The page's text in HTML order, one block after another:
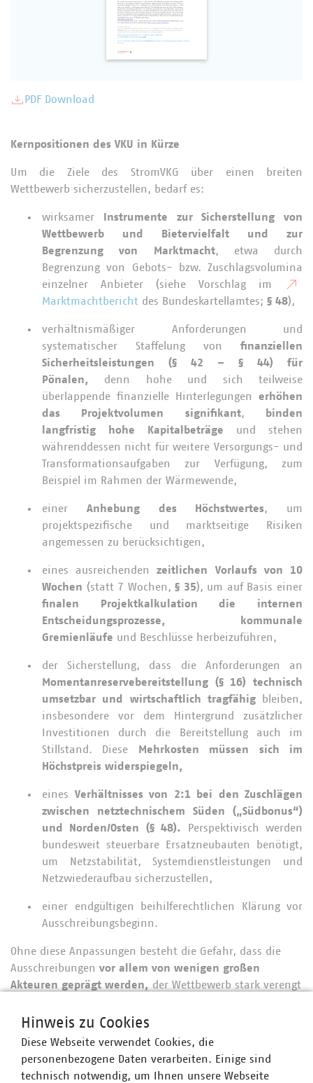
PDF Download
Kernpositionen des VKU in Kürze
Um die Ziele des StromVKG über einen breiten
Wettbewerb sicherzustellen, bedarf es:
wirksamer
Instrumente zur Sicherstellung von
Wettbewerb und Bietervielfalt und zur
Begrenzung von Marktmacht, etwa durch
Begrenzung von Gebots- bzw. Zuschlagsvolumina
einzelner Anbieter (siehe Vorschlag im
Marktmachtbericht des Bundeskartellamtes; § 48),
verhältnismäßiger Anforderungen und
systematischer Staffelung von finanziellen
Sicherheitsleistungen (§ 42 – § 44) für
Pönalen, denn hohe und sich teilweise
überlappende finanzielle Hinterlegungen erhöhen
das Projektvolumen signifikant, binden
langfristig hohe Kapitalbeträge und stehen
währenddessen nicht für weitere Versorgungs- und
Transformationsaufgaben zur Verfügung, zum
Beispiel im Rahmen der Wärmewende,
einer Anhebung des Höchstwertes, um
projektspezifische und marktseitige Risiken
angemessen zu berücksichtigen,
eines ausreichendenzeitlichen Vorlaufs von 10
Wochen (statt 7 Wochen,§ 35), um auf Basis einer
finalen Projektkalkulation die internen
Entscheidungsprozesse, kommunale
Gremienläufe und Beschlüsse herbeizuführen,
der Sicherstellung, dass die Anforderungen an
Momentanreservebereitstellung (§ 16)
technisch
umsetzbar und wirtschaftlich tragfähigbleiben,
insbesondere vor dem Hintergrund zusätzlicher
Investitionen durch die Bereitstellung auch im
Stillstand. Diese Mehrkosten müssen sich im
Höchstpreis widerspiegeln,
eines Verhältnisses von 2:1 bei den Zuschlägen
zwischen netztechnischem Süden („Südbonus“)
und Norden/Osten (§ 48). Perspektivisch werden
bundesweit steuerbare Ersatzneubauten benötigt,
um Netzstabilität, Systemdienstleistungen und
Netzwiederaufbau sicherzustellen,
einer endgültigen beihilferechtlichen Klärung vor
Ausschreibungsbeginn.
Ohne diese Anpassungen besteht die Gefahr, dass die
Ausschreibungen vor allem von wenigen großen
Akteuren geprägt werden, der Wettbewerb stark verengt
StromVKG, Versorgungssicherheit sicherzustellen, wäre
gefährdet.
Hinweis zu Cookies
Diese Webseite verwendet Cookies, die
personenbezogene Daten verarbeiten. Einige sind
technisch notwendig, um Ihnen unsere Webseite